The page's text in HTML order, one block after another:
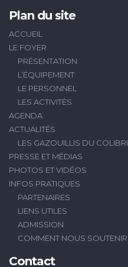
Plan du site
ACCUEIL
LE FOYER
PRÉSENTATION
L’ÉQUIPEMENT
LE PERSONNEL
LES ACTIVITÉS
AGENDA
ACTUALITÉS
LES GAZOUILLIS DU COLIBRI
PRESSE ET MÉDIAS
PHOTOS ET VIDÉOS
INFOS PRATIQUES
PARTENAIRES
LIENS UTILES
ADMISSION
COMMENT NOUS SOUTENIR
Contact